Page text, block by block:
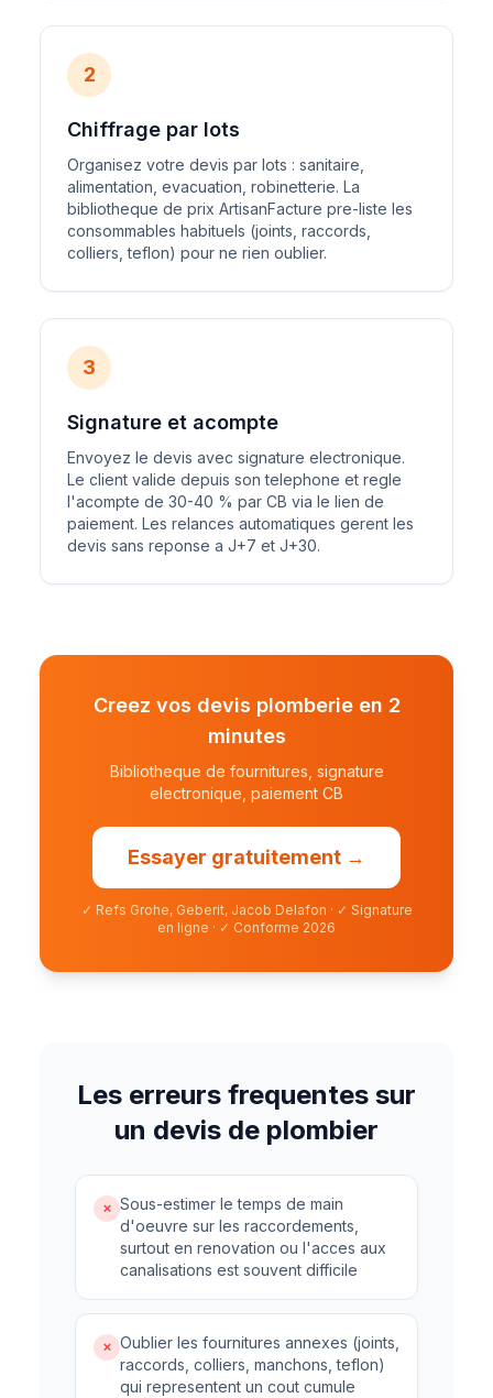
2
Chiffrage par lots
Organisez votre devis par lots : sanitaire,
alimentation, evacuation, robinetterie. La
bibliotheque de prix ArtisanFacture pre-liste les
consommables habituels (joints, raccords,
colliers, teflon) pour ne rien oublier.
3
Signature et acompte
Envoyez le devis avec signature electronique.
Le client valide depuis son telephone et regle
l'acompte de 30-40 % par CB via le lien de
paiement. Les relances automatiques gerent les
devis sans reponse a J+7 et J+30.
Creez vos devis plomberie en 2
minutes
Bibliotheque de fournitures, signature
electronique, paiement CB
Essayer gratuitement →
✓ Refs Grohe, Geberit, Jacob Delafon · ✓ Signature
en ligne · ✓ Conforme 2026
Les erreurs frequentes sur
un devis de plombier
✗ Sous-estimer le temps de main
d'oeuvre sur les raccordements,
surtout en renovation ou l'acces aux
canalisations est souvent difficile
✗ Oublier les fournitures annexes (joints,
raccords, colliers, manchons, teflon)
qui representent un cout cumule